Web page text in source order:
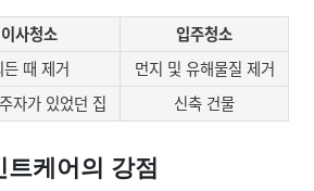
이사청소
입주청소
든 때 제거
먼지 및 유해물질 제거
자가 있었던 집 신축 건물
케어의 강점